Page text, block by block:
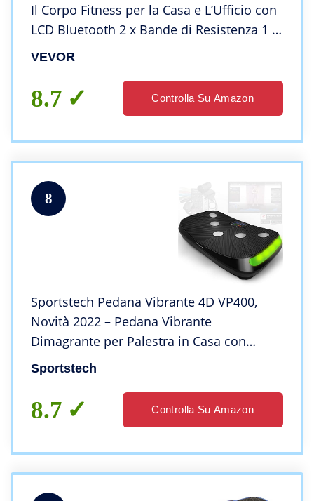
Il Corpo Fitness per la Casa e L’Ufficio con
LCD Bluetooth 2 x Bande di Resistenza 1 x
Braccialetto Fitness Lettore Musicale,
VEVOR
8.7 Controlla Su Amazon
8
Sportstech Pedana Vibrante 4D VP400,
Novità 2022 – Pedana Vibrante
Dimagrante per Palestra in Casa con
Dispaly Touch e LED Intelligenti – Include
Telecomando, Bande Fitness, Tappetino
ed Esercizi
Sportstech
8.7 Controlla Su Amazon